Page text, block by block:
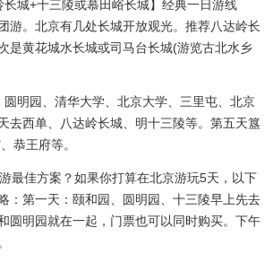
城+十三陵或慕田峪长城】经典一日游线
游。北京有几处长城开放观光。推荐八达岭长
是黄花城水长城或司马台长城(游览古北水乡
明园、清华大学、北京大学、三里屯、北京
去西单、八达岭长城、明十三陵等。第五天簋
恭王府等。
最佳方案？如果你打算在北京游玩5天，以下
：第一天：颐和园、圆明园、十三陵早上先去
圆明园就在一起，门票也可以同时购买。下午